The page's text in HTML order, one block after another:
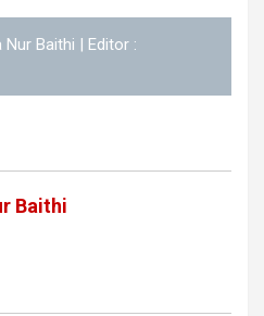
Baithi | Editor :
Baithi